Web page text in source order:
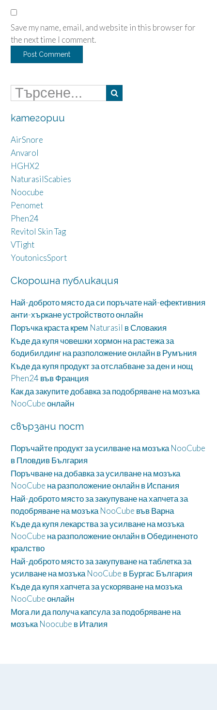
Save my name, email, and website in this browser for
the next time I comment.
категории
AirSnore
Anvarol
HGHX2
NaturasilScabies
Noocube
Penomet
Phen24
Revitol Skin Tag
VTight
YoutonicsSport
Скорошна публикация
Най-доброто място да си поръчате най-ефективния
анти-хъркане устройството онлайн
Поръчка краста крем Naturasil в Словакия
Къде да купя човешки хормон на растежа за
бодибилдинг на разположение онлайн в Румъния
Къде да купя продукт за отслабване за ден и нощ
Phen24 във Франция
Как да закупите добавка за подобряване на мозъка
NooCube онлайн
свързани пост
Поръчайте продукт за усилване на мозъка NooCube
в Пловдив България
Поръчване на добавка за усилване на мозъка
NooCube на разположение онлайн в Испания
Най-доброто място за закупуване на хапчета за
подобряване на мозъка NooCube във Варна
Къде да купя лекарства за усилване на мозъка
NooCube на разположение онлайн в Обединеното
кралство
Най-доброто място за закупуване на таблетка за
усилване на мозъка NooCube в Бургас България
Къде да купя хапчета за ускоряване на мозъка
NooCube онлайн
Мога ли да получа капсула за подобряване на
мозъка Noocube в Италия